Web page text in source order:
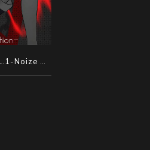
C0RE C0LLECTION VOL.1​-Noize Contamination-